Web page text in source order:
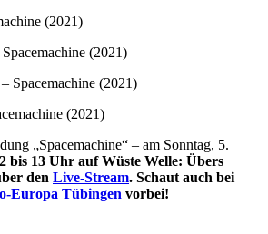
(2021)
(2021)
Spacemachine (2021)
(2021)
„Spacemachine“ – am Sonntag, 5.
bis 13 Uhr auf Wüste Welle: Übers
den Live-Stream. Schaut auch bei
Europa Tübingen vorbei!